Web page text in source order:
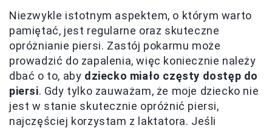
Niezwykle istotnym aspektem, o którym warto
pamiętać, jest regularne oraz skuteczne
opróżnianie piersi. Zastój pokarmu może
prowadzić do zapalenia, więc koniecznie należy
dbać o to, aby dziecko miało częsty dostęp do
piersi. Gdy tylko zauważam, że moje dziecko nie
jest w stanie skutecznie opróżnić piersi,
najczęściej korzystam z laktatora. Jeśli